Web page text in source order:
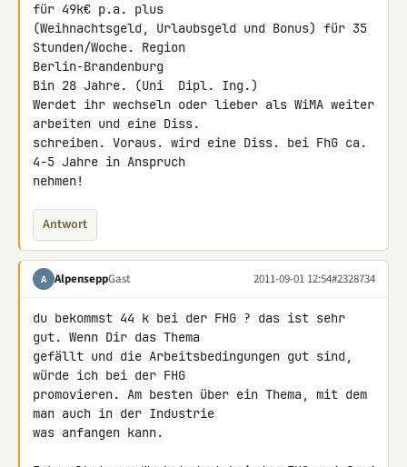
für 49k€ p.a. plus
(Weihnachtsgeld, Urlaubsgeld und Bonus) für 35
Stunden/Woche. Region
Berlin-Brandenburg
Bin 28 Jahre. (Uni  Dipl. Ing.)
Werdet ihr wechseln oder lieber als WiMA weiter
arbeiten und eine Diss.
schreiben. Voraus. wird eine Diss. bei FhG ca.
4-5 Jahre in Anspruch
nehmen!
Antwort
A AlpenseppGast 2011-09-01 12:54#2328734
du bekommst 44 k bei der FHG ? das ist sehr
gut. Wenn Dir das Thema
gefällt und die Arbeitsbedingungen gut sind,
würde ich bei der FHG
promovieren. Am besten über ein Thema, mit dem
man auch in der Industrie
was anfangen kann.